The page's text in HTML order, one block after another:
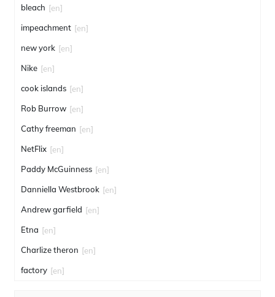
bleach [en]
impeachment [en]
new york [en]
Nike [en]
cook islands [en]
Rob Burrow [en]
Cathy freeman [en]
NetFlix [en]
Paddy McGuinness [en]
Danniella Westbrook [en]
Andrew garfield [en]
Etna [en]
Charlize theron [en]
factory [en]